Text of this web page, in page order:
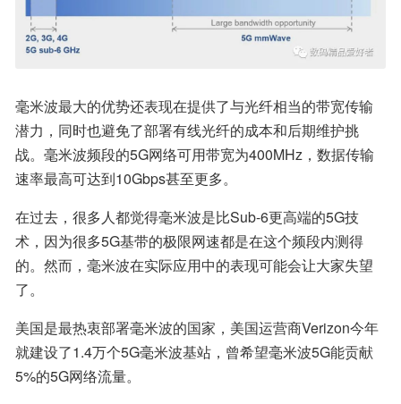
毫米波最大的优势还表现在提供了与光纤相当的带宽传输
潜力，同时也避免了部署有线光纤的成本和后期维护挑
战。毫米波频段的5G网络可用带宽为400MHz，数据传输
速率最高可达到10Gbps甚至更多。
在过去，很多人都觉得毫米波是比Sub-6更高端的5G技
术，因为很多5G基带的极限网速都是在这个频段内测得
的。然而，毫米波在实际应用中的表现可能会让大家失望
了。
美国是最热衷部署毫米波的国家，美国运营商Verizon今年
就建设了1.4万个5G毫米波基站，曾希望毫米波5G能贡献
5%的5G网络流量。